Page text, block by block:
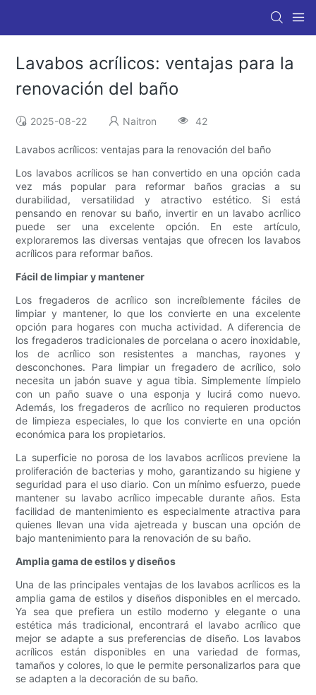
Lavabos acrílicos: ventajas para la
renovación del baño
2025-08-22 Naitron 42
Lavabos acrílicos: ventajas para la renovación del baño
Los lavabos acrílicos se han convertido en una opción cada
vez más popular para reformar baños gracias a su
durabilidad, versatilidad y atractivo estético. Si está
pensando en renovar su baño, invertir en un lavabo acrílico
puede ser una excelente opción. En este artículo,
exploraremos las diversas ventajas que ofrecen los lavabos
acrílicos para reformar baños.
Fácil de limpiar y mantener
Los fregaderos de acrílico son increíblemente fáciles de
limpiar y mantener, lo que los convierte en una excelente
opción para hogares con mucha actividad. A diferencia de
los fregaderos tradicionales de porcelana o acero inoxidable,
los de acrílico son resistentes a manchas, rayones y
desconchones. Para limpiar un fregadero de acrílico, solo
necesita un jabón suave y agua tibia. Simplemente límpielo
con un paño suave o una esponja y lucirá como nuevo.
Además, los fregaderos de acrílico no requieren productos
de limpieza especiales, lo que los convierte en una opción
económica para los propietarios.
La superficie no porosa de los lavabos acrílicos previene la
proliferación de bacterias y moho, garantizando su higiene y
seguridad para el uso diario. Con un mínimo esfuerzo, puede
mantener su lavabo acrílico impecable durante años. Esta
facilidad de mantenimiento es especialmente atractiva para
quienes llevan una vida ajetreada y buscan una opción de
bajo mantenimiento para la renovación de su baño.
Amplia gama de estilos y diseños
Una de las principales ventajas de los lavabos acrílicos es la
amplia gama de estilos y diseños disponibles en el mercado.
Ya sea que prefiera un estilo moderno y elegante o una
estética más tradicional, encontrará el lavabo acrílico que
mejor se adapte a sus preferencias de diseño. Los lavabos
acrílicos están disponibles en una variedad de formas,
tamaños y colores, lo que le permite personalizarlos para que
se adapten a la decoración de su baño.